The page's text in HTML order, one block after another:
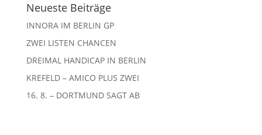
Neueste Beiträge
INNORA IM BERLIN GP
ZWEI LISTEN CHANCEN
DREIMAL HANDICAP IN BERLIN
KREFELD – AMICO PLUS ZWEI
16. 8. – DORTMUND SAGT AB